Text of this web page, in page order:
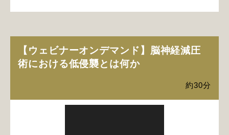
【ウェビナーオンデマンド】脳神経減圧
術における低侵襲とは何か
約30分